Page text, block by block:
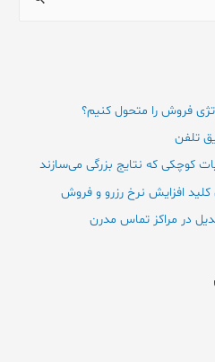
فروش را متحول کنیم؟
تلفن
کوچکی که نتایج بزرگی می‌سازند
افزایش نرخ رزرو و فروش
در مراکز تماس مدرن